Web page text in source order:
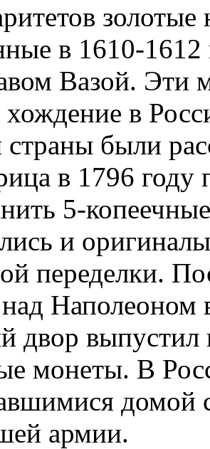
в 1610-1612
Вазой. Эти
в
были
в 1796
5-
и
переделки.
Наполеоном
двор
монеты. В
домой
армии.